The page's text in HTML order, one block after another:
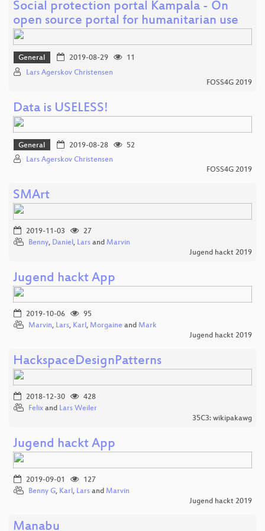
Social protection portal Kampala - On
open source portal for humanitarian use
General 2019-08-29
11
Lars Agerskov Christensen
FOSS4G 2019
Data is USELESS!
General 2019-08-28
52
Lars Agerskov Christensen
FOSS4G 2019
SMArt
2019-11-03
27
Benny, Daniel, Lars and Marvin
Jugend hackt 2019
Jugend hackt App
2019-10-06
95
Marvin, Lars, Karl, Morgaine and Mark
Jugend hackt 2019
HackspaceDesignPatterns
2018-12-30
428
Felix and Lars Weiler
35C3: wikipakawg
Jugend hackt App
2019-09-01
127
Benny G, Karl, Lars and Marvin
Jugend hackt 2019
Manabu